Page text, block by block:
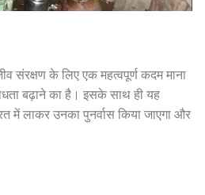
संरक्षण के लिए एक महत्वपूर्ण कदम माना
बढ़ाने का है। इसके साथ ही यह
में लाकर उनका पुनर्वास किया जाएगा और